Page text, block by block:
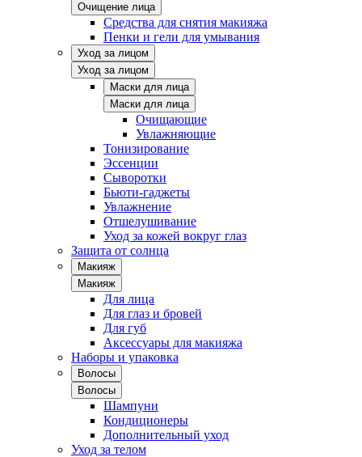
Очищение лица
Средства для снятия макияжа
Пенки и гели для умывания
Уход за лицом
Уход за лицом
Маски для лица
Маски для лица
Очищающие
Увлажняющие
Тонизирование
Эссенции
Сыворотки
Бьюти-гаджеты
Увлажнение
Отшелушивание
Уход за кожей вокруг глаз
Защита от солнца
Макияж
Макияж
Для лица
Для глаз и бровей
Для губ
Аксессуары для макияжа
Наборы и упаковка
Волосы
Волосы
Шампуни
Кондиционеры
Дополнительный уход
Уход за телом